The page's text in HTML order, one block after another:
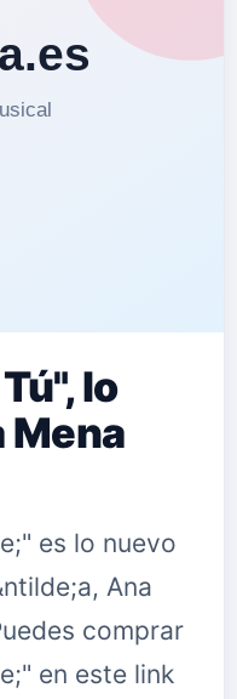
lo
Mena
es lo nuevo
Ana
comprar
en este link